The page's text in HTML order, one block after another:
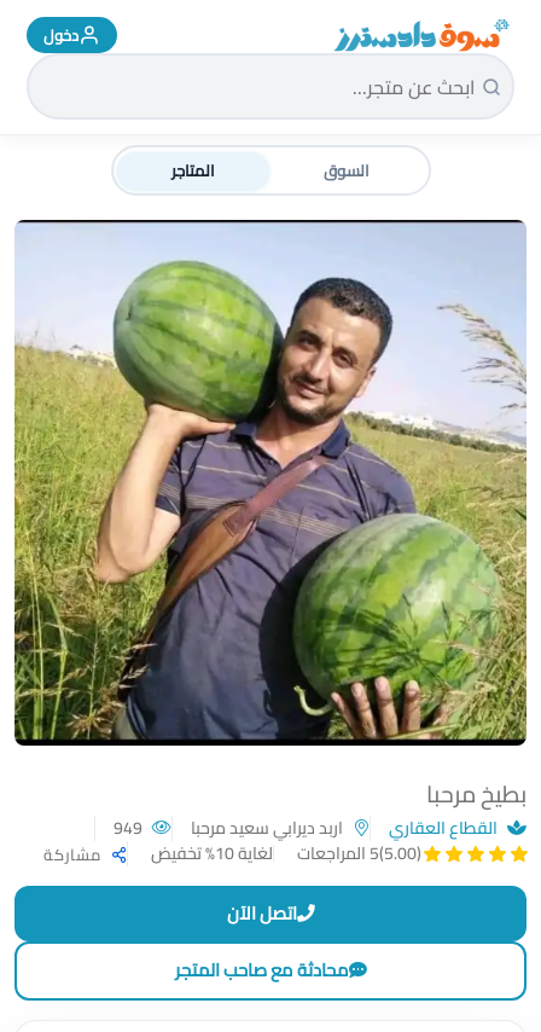
سوق دادسترز الرئيسية دخول
السوق المتاجر
بطيخ مرحبا
القطاع العقاري اربد ديرابي سعيد مرحبا
(5.00)
5 المراجعات لغاية 10% تخفيض مشاركة
اتصل الآن
محادثة مع صاحب المتجر